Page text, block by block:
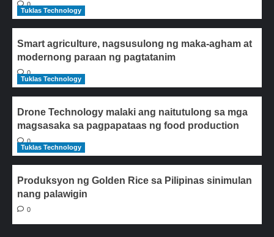
0
Tuklas Technology
Smart agriculture, nagsusulong ng maka-agham at
modernong paraan ng pagtatanim
0
Tuklas Technology
Drone Technology malaki ang naitutulong sa mga
magsasaka sa pagpapataas ng food production
0
Tuklas Technology
Produksyon ng Golden Rice sa Pilipinas sinimulan
nang palawigin
0